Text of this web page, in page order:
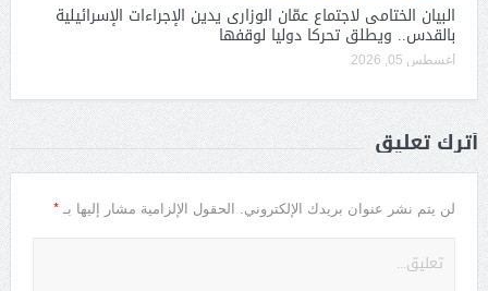
البيان الختامى لاجتماع عمّان الوزارى يدين الإجراءات الإسرائيلية
بالقدس.. ويطلق تحركا دوليا لوقفها
أغسطس 05, 2026
أترك تعليق
لن يتم نشر عنوان بريدك الإلكتروني. الحقول الإلزامية مشار إليها بـ *